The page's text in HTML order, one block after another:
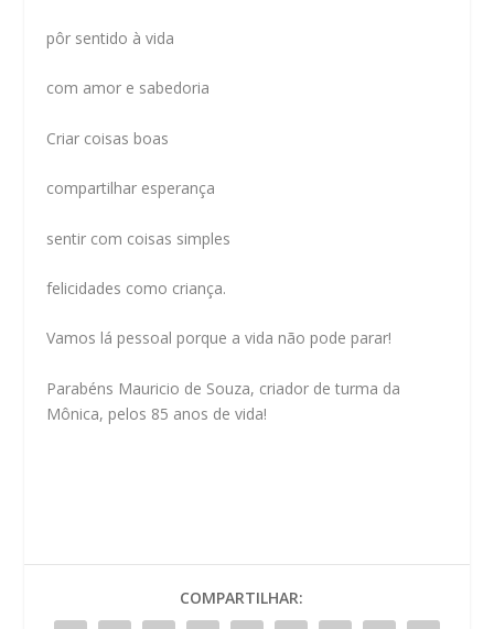
pôr sentido à vida
com amor e sabedoria
Criar coisas boas
compartilhar esperança
sentir com coisas simples
felicidades como criança.
Vamos lá pessoal porque a vida não pode parar!
Parabéns Mauricio de Souza, criador de turma da
Mônica, pelos 85 anos de vida!
COMPARTILHAR: